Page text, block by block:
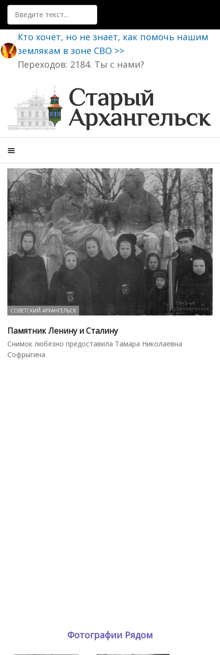
Поиск
Кто хочет, но не знает, как помочь нашим
землякам в зоне СВО >>
Переходов: 2184. Ты с нами?
СОВЕТСКИЙ АРХАНГЕЛЬСК
Памятник Ленину и Сталину
Снимок любезно предоставила Тамара Николаевна
Софрыгина
Фотографии Рядом